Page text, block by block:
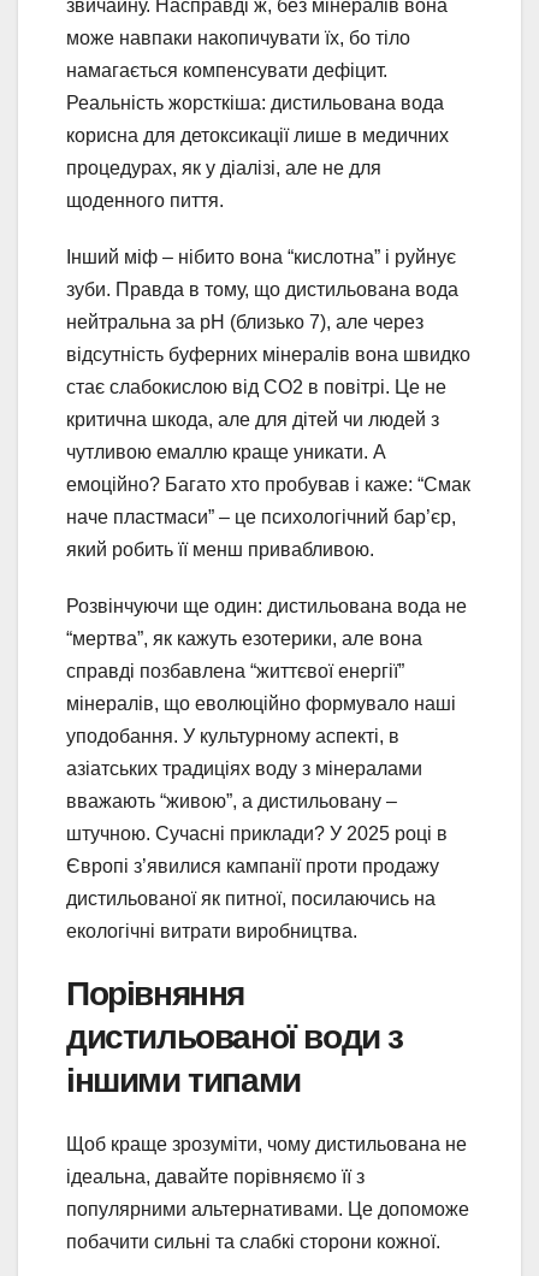
звичайну. Насправді ж, без мінералів вона
може навпаки накопичувати їх, бо тіло
намагається компенсувати дефіцит.
Реальність жорсткіша: дистильована вода
корисна для детоксикації лише в медичних
процедурах, як у діалізі, але не для
щоденного пиття.
Інший міф – нібито вона “кислотна” і руйнує
зуби. Правда в тому, що дистильована вода
нейтральна за pH (близько 7), але через
відсутність буферних мінералів вона швидко
стає слабокислою від CO2 в повітрі. Це не
критична шкода, але для дітей чи людей з
чутливою емаллю краще уникати. А
емоційно? Багато хто пробував і каже: “Смак
наче пластмаси” – це психологічний бар’єр,
який робить її менш привабливою.
Розвінчуючи ще один: дистильована вода не
“мертва”, як кажуть езотерики, але вона
справді позбавлена “життєвої енергії”
мінералів, що еволюційно формувало наші
уподобання. У культурному аспекті, в
азіатських традиціях воду з мінералами
вважають “живою”, а дистильовану –
штучною. Сучасні приклади? У 2025 році в
Європі з’явилися кампанії проти продажу
дистильованої як питної, посилаючись на
екологічні витрати виробництва.
Порівняння
дистильованої води з
іншими типами
Щоб краще зрозуміти, чому дистильована не
ідеальна, давайте порівняємо її з
популярними альтернативами. Це допоможе
побачити сильні та слабкі сторони кожної.